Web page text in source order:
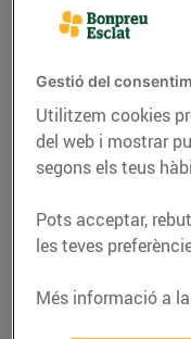
Gestió del
Utilitzem cookies
del web i mostrar
segons els teus
Pots acceptar,
les teves
Més informació a la